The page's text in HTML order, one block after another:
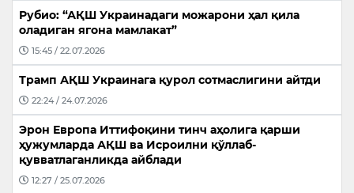
Рубио: “АҚШ Украинадаги можарони ҳал қила
оладиган ягона мамлакат”
15:45 / 22.07.2026
Трамп АҚШ Украинага қурол сотмаслигини айтди
22:24 / 24.07.2026
Эрон Европа Иттифоқини тинч аҳолига қарши
ҳужумларда АҚШ ва Исроилни қўллаб-
қувватлаганликда айблади
12:27 / 25.07.2026